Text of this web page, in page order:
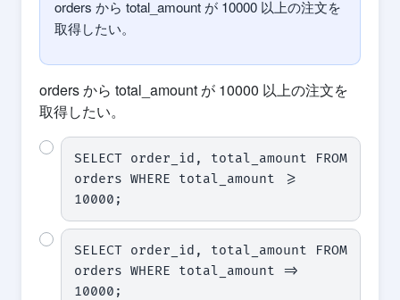
orders から total_amount が 10000 以上の注文を
取得したい。
orders から total_amount が 10000 以上の注文を
取得したい。
SELECT order_id, total_amount FROM
orders WHERE total_amount >=
10000;
SELECT order_id, total_amount FROM
orders WHERE total_amount =>
10000;